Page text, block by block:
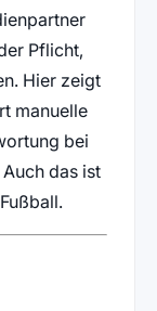
Pflicht,
Hier zeigt
manuelle
bei
das ist